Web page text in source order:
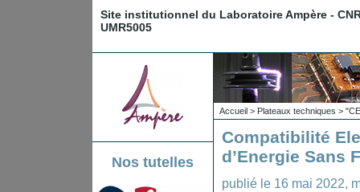
Site institutionnel du Laboratoire Ampère -
UMR5005
Nos tutelles
Accueil > Plateaux techniques >
Compatibilité
d’Energie Sans
publié le 16 mai 2022,